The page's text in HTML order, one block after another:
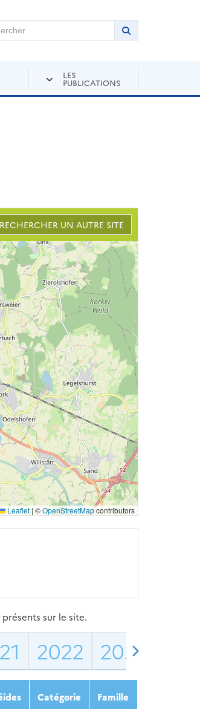
Andra Inventaire Rechercher
Lancer la
LES
PUBLICATIONS
RECHERCHER UN AUTRE SITE
Leaflet | ©OpenStreetMapcontributors
sur le site.
2022 2023
Catégorie Famille